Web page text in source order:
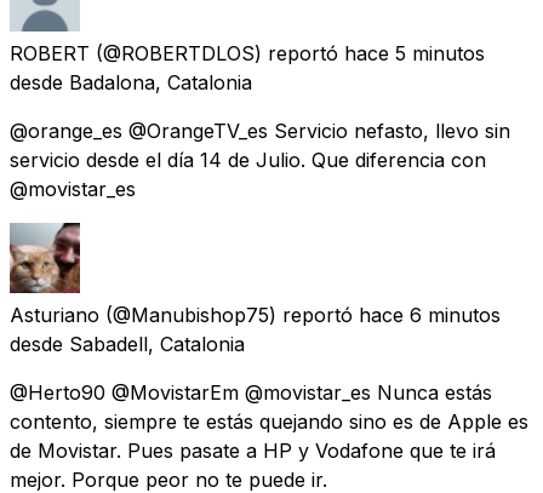
ROBERT (@ROBERTDLOS) reportó hace 5 minutos
desde Badalona, Catalonia
@orange_es @OrangeTV_es Servicio nefasto, llevo sin
servicio desde el día 14 de Julio. Que diferencia con
@movistar_es
Asturiano (@Manubishop75) reportó hace 6 minutos
desde Sabadell, Catalonia
@Herto90 @MovistarEm @movistar_es Nunca estás
contento, siempre te estás quejando sino es de Apple es
de Movistar. Pues pasate a HP y Vodafone que te irá
mejor. Porque peor no te puede ir.